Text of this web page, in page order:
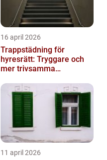
16 april 2026
Trappstädning för
hyresrätt: Tryggare och
mer trivsamma
11 april 2026